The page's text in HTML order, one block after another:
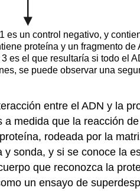
es un control negativo, y
proteína y un fragmento
es el que resultaría si todo el
se puede observar una
entre el ADN y la
medida que la reacción
rodeada por la
sonda, y si se conoce la
que reconozca la
un ensayo de